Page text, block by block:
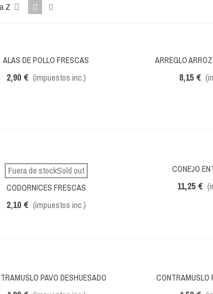
Z
rápida
ALAS DE POLLO FRESCAS
2,90 € (impuestos inc.)
Vista rápida
ARREGLO
8,15 €
rápida
Fuera de stockSold out
CODORNICES FRESCAS
2,10 € (impuestos inc.)
Vista rápida
CONEJO
11,25 €
rápida PAVO DESHUESADO Vista rápida
CONTRAMUSLO